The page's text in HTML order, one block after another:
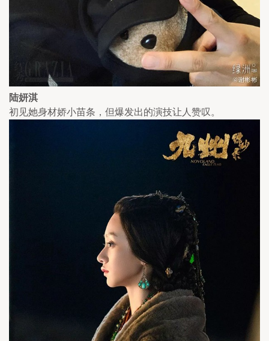
陆妍淇
初见她身材娇小苗条，但爆发出的演技让人赞叹。